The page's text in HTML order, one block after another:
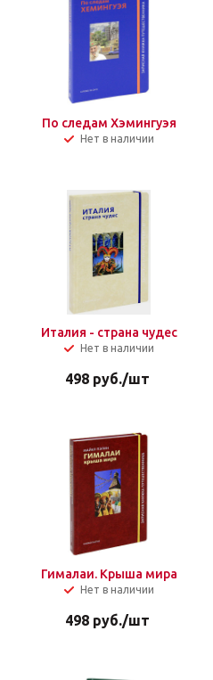
По следам Хэмингуэя
Нет в наличии
Италия - страна чудес
Нет в наличии
498руб./шт
Гималаи. Крыша мира
Нет в наличии
498руб./шт